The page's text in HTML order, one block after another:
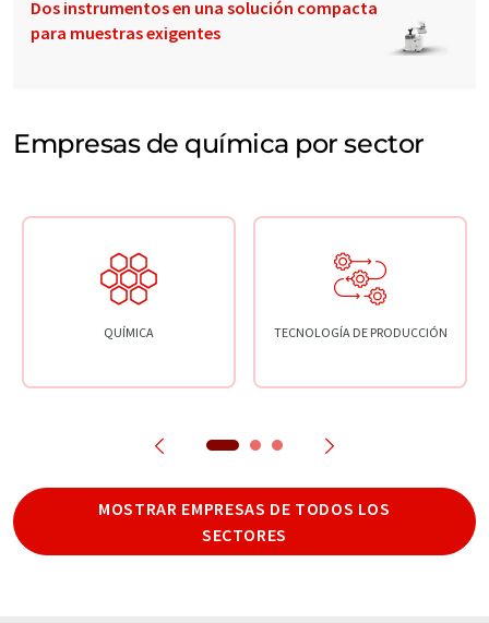
Dos instrumentos en una solución compacta
para muestras exigentes
Empresas de química por sector
QUÍMICA TECNOLOGÍA DE PRODUCCIÓN
MOSTRAR EMPRESAS DE TODOS LOS
SECTORES